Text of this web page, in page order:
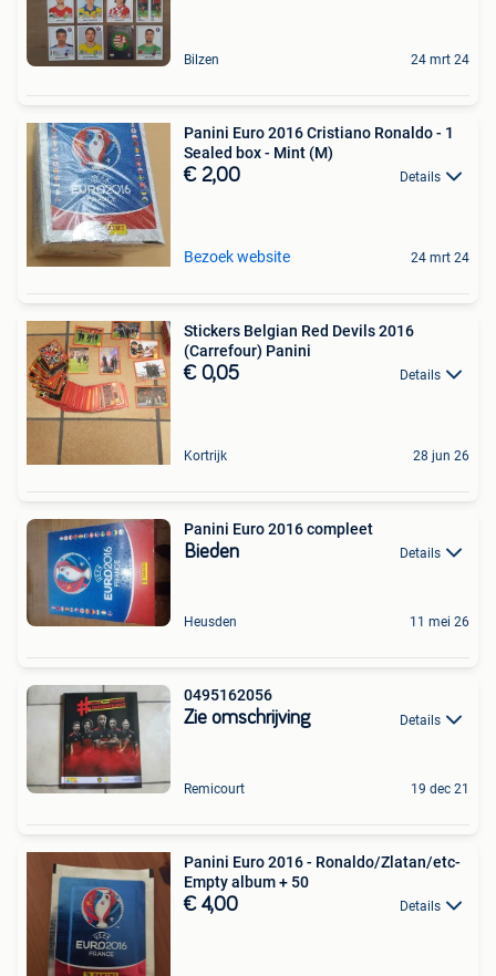
Bilzen 24 mrt 24
Panini Euro 2016 Cristiano Ronaldo - 1
Sealed box - Mint (M)
€ 2,00 Details
Bezoek website 24 mrt 24
Stickers Belgian Red Devils 2016
(Carrefour) Panini
€ 0,05 Details
Kortrijk 28 jun 26
Panini Euro 2016 compleet
Bieden Details
Heusden 11 mei 26
0495162056
Zie omschrijving Details
Remicourt 19 dec 21
Panini Euro 2016 - Ronaldo/Zlatan/etc-
Empty album + 50
€ 4,00 Details